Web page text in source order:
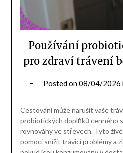
Používání
pro zdraví trávení
Posted on08/04/2026
Cestování může narušit vaše
probiotických doplňků cenného
rovnováhy ve střevech. Tyto
pomoci snížit trávicí problémy a